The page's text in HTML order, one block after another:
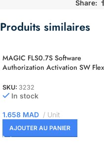
Share:
Produits similaires
MAGIC FLS0.7S Software
Authorization Activation SW Flex
SKU: 3232
In stock
1.658 MAD Unit
AJOUTER AU PANIER